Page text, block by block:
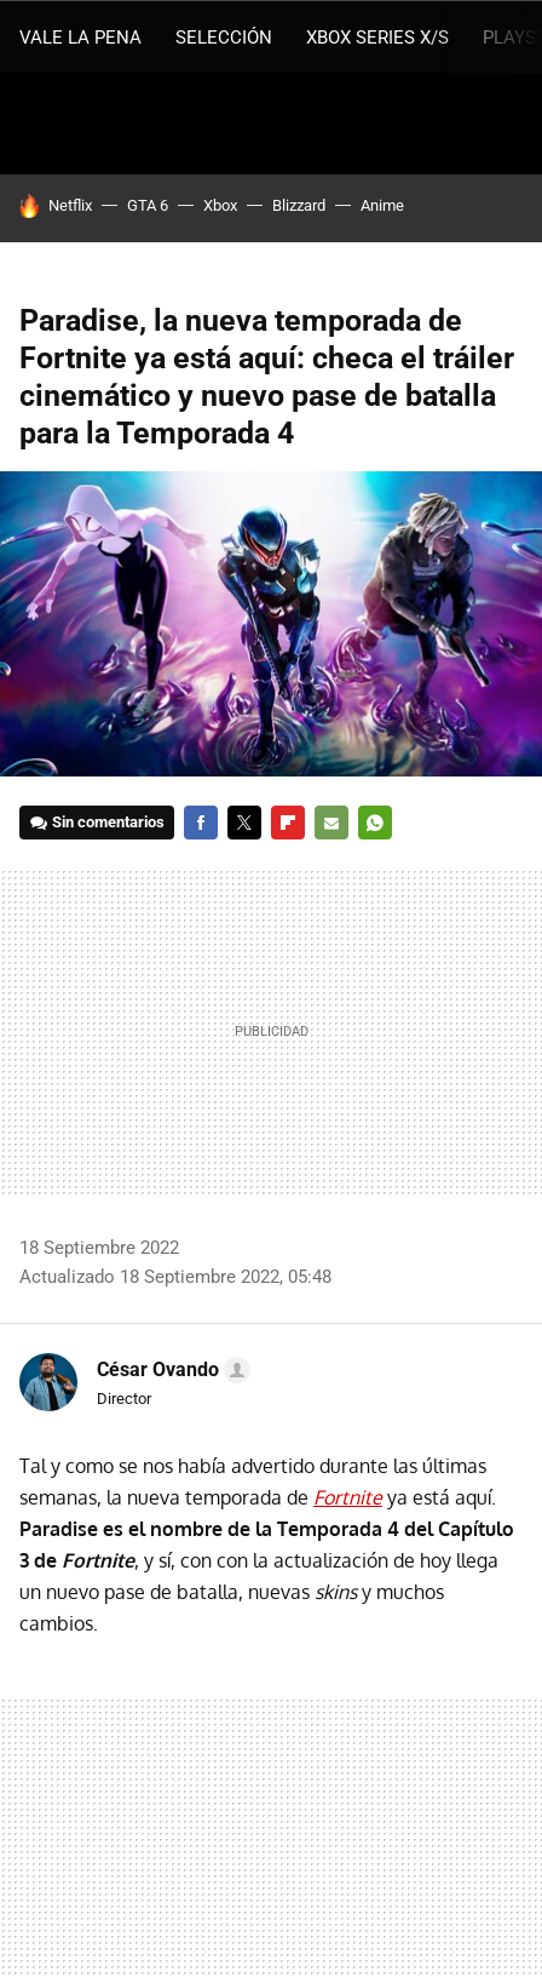
VALE LA PENA SELECCIÓN XBOX SERIES X/S
HOY SE HABLA DE
Netflix GTA 6 Xbox Blizzard Anime
Paradise, la nueva temporada de
Fortnite ya está aquí: checa el tráiler
cinemático y nuevo pase de batalla
para la Temporada 4
Sin comentarios
MAIL
18 Septiembre 2022
Actualizado 18 Septiembre 2022, 05:48
César Ovando
Director
Tal y como se nos había advertido durante las últimas
semanas, la nueva temporada de Fortniteya está aquí.
Paradise es el nombre de la Temporada 4 del Capítulo
3 de Fortnite, y sí, con con la actualización de hoy llega
un nuevo pase de batalla, nuevas skinsy muchos
cambios.